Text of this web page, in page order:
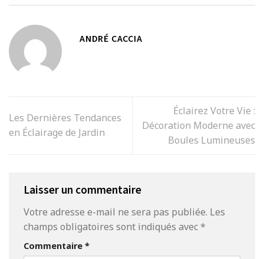
ANDRÉ CACCIA
Les Dernières Tendances
en Éclairage de Jardin
Éclairez Votre Vie :
Décoration Moderne avec
Boules Lumineuses
Laisser un commentaire
Votre adresse e-mail ne sera pas publiée. Les
champs obligatoires sont indiqués avec*
Commentaire *